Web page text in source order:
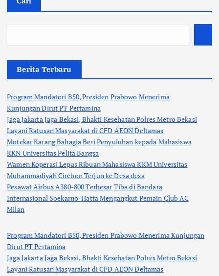
Berita Terbaru
Program Mandatori B50, Presiden Prabowo Menerima
Kunjungan Dirut PT Pertamina
Jaga Jakarta Jaga Bekasi, Bhakti Kesehatan Polres Metro Bekasi
Layani Ratusan Masyarakat di CFD AEON Deltamas
Motekar Karang Bahagia Beri Penyuluhan kepada Mahasiswa
KKN Universitas Pelita Bangsa
Wamen Koperasi Lepas Ribuan Mahasiswa KKM Universitas
Muhammadiyah Cirebon Terjun ke Desa desa
Pesawat Airbus A380-800 Terbesar Tiba di Bandara
Internasional Soekarno-Hatta Mengangkut Pemain Club AC
Milan
Program Mandatori B50, Presiden Prabowo Menerima Kunjungan
Dirut PT Pertamina
Jaga Jakarta Jaga Bekasi, Bhakti Kesehatan Polres Metro Bekasi
Layani Ratusan Masyarakat di CFD AEON Deltamas